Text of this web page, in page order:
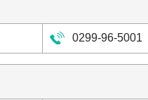
0299-96-5001